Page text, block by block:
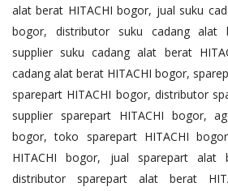
alat berat HITACHI bogor, jual suku
bogor, distributor suku cadang alat
supplier suku cadang alat berat
cadang alat berat HITACHI bogor,
sparepart HITACHI bogor, distributor
supplier sparepart HITACHI bogor,
bogor, toko sparepart HITACHI
HITACHI bogor, jual sparepart alat
distributor sparepart alat berat